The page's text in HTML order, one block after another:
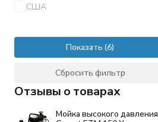
84
95
105
108
США
Показать
Сбросить фильтр
Отзывы о товарах
Мойка высокого давления